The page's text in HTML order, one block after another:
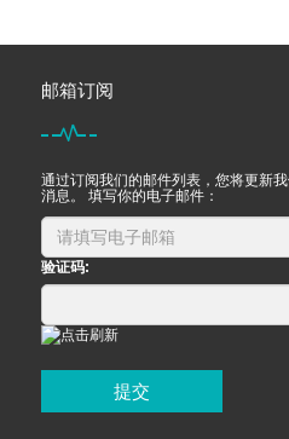
邮箱订阅
通过订阅我们的邮件列表，您将更新
消息。 填写你的电子邮件：
验证码:
提交